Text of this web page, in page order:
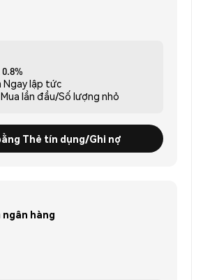
0.8%
Ngay lập tức
Mua lần đầu/Số lượng nhỏ
Thẻ tín dụng/Ghi nợ
ngân hàng